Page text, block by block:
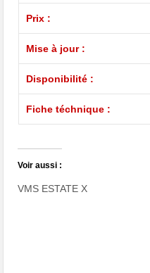
Prix :
Mise à jour :
Disponibilité :
Fiche téchnique :
Voir aussi :
VMS ESTATE X